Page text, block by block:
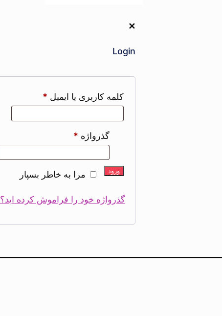
✕
Login
کلمه کاربری یا ایمیل *
گذرواژه *
مرا به خاطر بسپار ورود
گذرواژه خود را فراموش کرده اید؟